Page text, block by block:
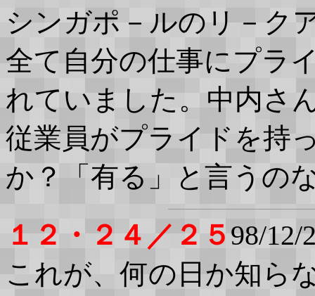
シンガポ－ルのリ－ク
全て自分の仕事にプラ
れていました。中内さ
従業員がプライドを持
か？「有る」と言うの
１２・２４／２５ 98/12/
これが、何の日か知ら